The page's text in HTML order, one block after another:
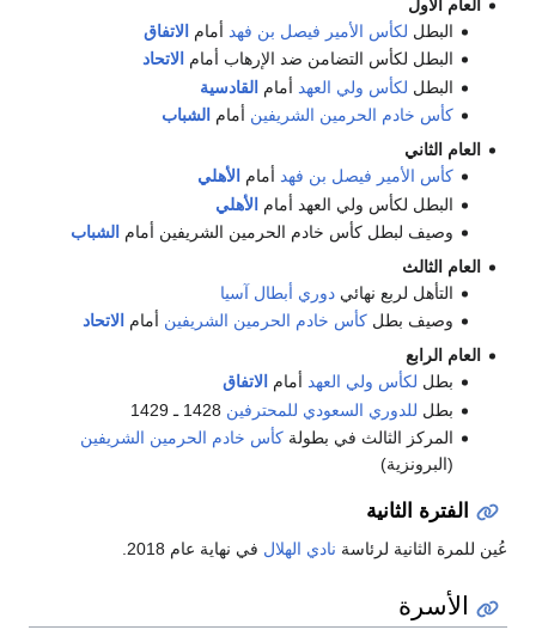
العام الأول
البطللكأس الأمير فيصل بن فهدأمامالاتفاق
البطل لكأس التضامن ضد الإرهاب أمامالاتحاد
البطللكأس ولي العهد أمامالقادسية
كأس خادم الحرمين الشريفين أمامالشباب
العام الثاني
كأس الأمير فيصل بن فهدأمامالأهلي
البطل لكأس ولي العهد أمامالأهلي
وصيف لبطل كأس خادم الحرمين الشريفين أمامالشباب
العام الثالث
التأهل لربع نهائيدوري أبطال آسيا
وصيف بطلكأس خادم الحرمين الشريفين أمامالاتحاد
العام الرابع
بطللكأس ولي العهد أمامالاتفاق
بطلللدوري السعودي للمحترفين1428 ـ 1429
المركز الثالث في بطولةكأس خادم الحرمين الشريفين
(البرونزية)
الفترة الثانية
للمرة الثانية لرئاسةنادي الهلالفي نهاية عام 2018.
الأسرة